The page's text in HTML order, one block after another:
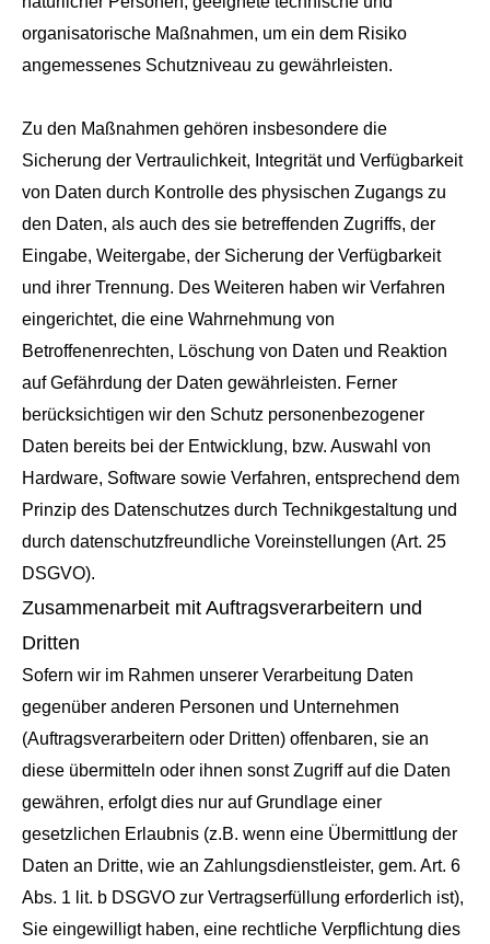
organisatorische Maßnahmen, um ein dem Risiko
angemessenes Schutzniveau zu gewährleisten.
Zu den Maßnahmen gehören insbesondere die
Sicherung der Vertraulichkeit, Integrität und Verfügbarkeit
von Daten durch Kontrolle des physischen Zugangs zu
den Daten, als auch des sie betreffenden Zugriffs, der
Eingabe, Weitergabe, der Sicherung der Verfügbarkeit
und ihrer Trennung. Des Weiteren haben wir Verfahren
eingerichtet, die eine Wahrnehmung von
Betroffenenrechten, Löschung von Daten und Reaktion
auf Gefährdung der Daten gewährleisten. Ferner
berücksichtigen wir den Schutz personenbezogener
Daten bereits bei der Entwicklung, bzw. Auswahl von
Hardware, Software sowie Verfahren, entsprechend dem
Prinzip des Datenschutzes durch Technikgestaltung und
durch datenschutzfreundliche Voreinstellungen (Art. 25
DSGVO).
Zusammenarbeit mit Auftragsverarbeitern und
Dritten
Sofern wir im Rahmen unserer Verarbeitung Daten
gegenüber anderen Personen und Unternehmen
(Auftragsverarbeitern oder Dritten) offenbaren, sie an
diese übermitteln oder ihnen sonst Zugriff auf die Daten
gewähren, erfolgt dies nur auf Grundlage einer
gesetzlichen Erlaubnis (z.B. wenn eine Übermittlung der
Daten an Dritte, wie an Zahlungsdienstleister, gem. Art. 6
Abs. 1 lit. b DSGVO zur Vertragserfüllung erforderlich ist),
Sie eingewilligt haben, eine rechtliche Verpflichtung dies